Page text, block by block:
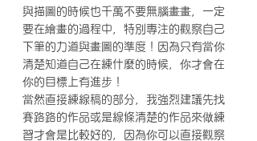
與描圖的時候也千萬不要無腦畫畫，一定
要在繪畫的過程中，特別專注的觀察自己
下筆的力道與畫圖的準度！因為只有當你
清楚知道自己在練什麼的時候，你才會在
你的目標上有進步！
當然直接練線稿的部分，我強烈建議先找
賽路路的作品或是線條清楚的作品來做練
習才會是比較好的，因為你可以直接觀察